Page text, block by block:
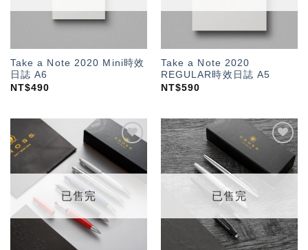
Take a Note 2020 Mini時效
日誌 A6
NT$490
Take a Note 2020
REGULAR時效日誌 A5
NT$590
加入
「願
望輕
已售完
加入
「願
望輕
已售完